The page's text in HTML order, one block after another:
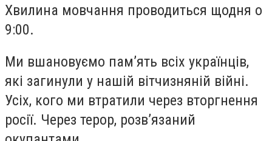
Хвилина мовчання проводиться щодня о
9:00.
Ми вшановуємо памʼять всіх українців,
які загинули у нашій вітчизняній війні.
Усіх, кого ми втратили через вторгнення
росії. Через терор, розвʼязаний